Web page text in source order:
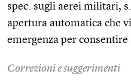
spec. sugli aerei militari,
apertura automatica che
emergenza per
Correzioni e suggerimenti